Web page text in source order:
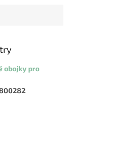
obojky pro